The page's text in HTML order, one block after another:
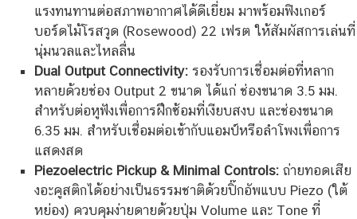
แรงทนทานต่อสภาพอากาศได้ดีเยี่ยม มาพร้อมฟิงเกอร์
บอร์ดไม้โรสวูด (Rosewood) 22 เฟรต ให้สัมผัสการเล่นที่
นุ่มนวลและไหลลื่น
Dual Output Connectivity:รองรับการเชื่อมต่อที่หลาก
หลายด้วยช่อง Output 2 ขนาด ได้แก่ ช่องขนาด 3.5 มม.
สำหรับต่อหูฟังเพื่อการฝึกซ้อมที่เงียบสงบ และช่องขนาด
6.35 มม. สำหรับเชื่อมต่อเข้ากับแอมป์หรือลำโพงเพื่อการ
แสดงสด
Piezoelectric Pickup & Minimal Controls:ถ่ายทอดเสีย
งอะคูสติกได้อย่างเป็นธรรมชาติด้วยปิ๊กอัพแบบ Piezo (ใต้
หย่อง) ควบคุมง่ายดายด้วยปุ่ม Volume และ Tone ที่